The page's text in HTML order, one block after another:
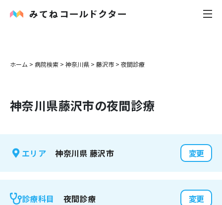
内科
花粉症
感染症
ホーム > 病院検索 > 神奈川県 > 藤沢市 > 夜間診療
神奈川県藤沢市の夜間診療
エリア 神奈川県 藤沢市 変更
診療科目 夜間診療 変更